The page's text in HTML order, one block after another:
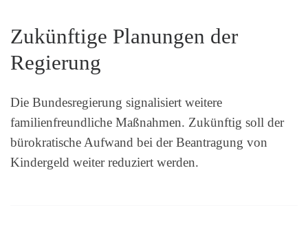
Zukünftige Planungen der
Regierung
Die Bundesregierung signalisiert weitere
familienfreundliche Maßnahmen. Zukünftig soll der
bürokratische Aufwand bei der Beantragung von
Kindergeld weiter reduziert werden.